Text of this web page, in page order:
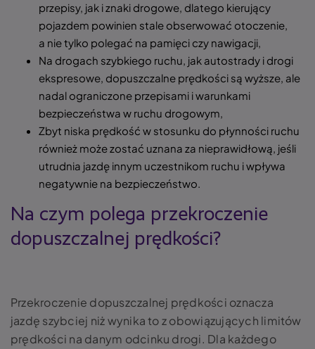
przepisy, jak i znaki drogowe, dlatego kierujący
pojazdem powinien stale obserwować otoczenie,
a nie tylko polegać na pamięci czy nawigacji,
Na drogach szybkiego ruchu, jak autostrady i drogi
ekspresowe, dopuszczalne prędkości są wyższe, ale
nadal ograniczone przepisami i warunkami
bezpieczeństwa w ruchu drogowym,
Zbyt niska prędkość w stosunku do płynności ruchu
również może zostać uznana za nieprawidłową, jeśli
utrudnia jazdę innym uczestnikom ruchu i wpływa
negatywnie na bezpieczeństwo.
Na czym polega przekroczenie
dopuszczalnej prędkości?
Przekroczenie dopuszczalnej prędkości oznacza
jazdę szybciej niż wynika to z obowiązujących limitów
prędkości na danym odcinku drogi. Dla każdego